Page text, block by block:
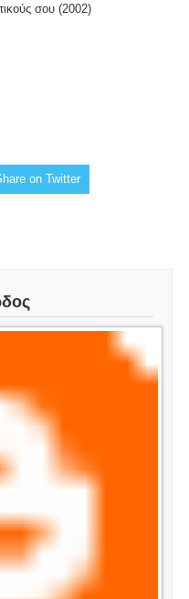
σου (2002)
on Twitter